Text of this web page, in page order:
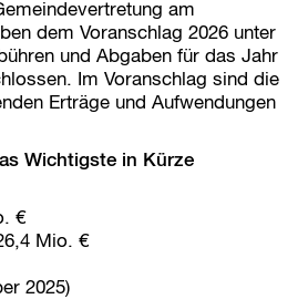
am
dem Voranschlag 2026 unter
und Abgaben für das Jahr
Im Voranschlag sind die
Erträge und Aufwendungen
Wichtigste in Kürze
€
Mio. €
2025)